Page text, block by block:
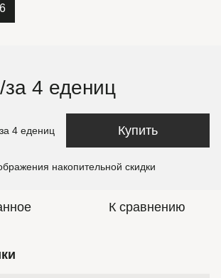
за 4 едениц
за 4 едениц Купить
накопительной скидки
К сравнению